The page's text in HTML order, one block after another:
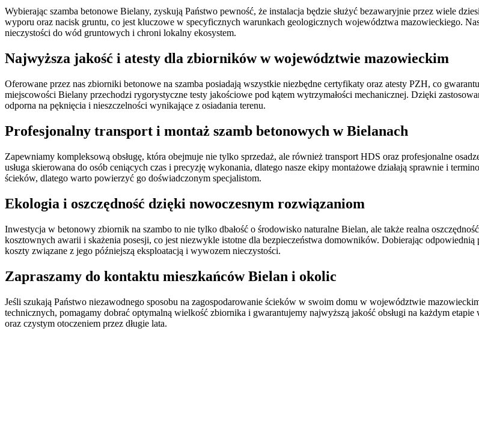
Wybierając szamba betonowe Bielany, zyskują Państwo pewność, że instalacja będzie służyć bezawaryjnie przez wiele
wyporu oraz nacisk gruntu, co jest kluczowe w specyficznych warunkach geologicznych województwa mazowieckiego.
nieczystości do wód gruntowych i chroni lokalny ekosystem.
Najwyższa jakość i atesty dla zbiorników w województwie mazowieckim
Oferowane przez nas zbiorniki betonowe na szamba posiadają wszystkie niezbędne certyfikaty oraz atesty PZH, co
miejscowości Bielany przechodzi rygorystyczne testy jakościowe pod kątem wytrzymałości mechanicznej. Dzięki
odporna na pęknięcia i nieszczelności wynikające z osiadania terenu.
Profesjonalny transport i montaż szamb betonowych w Bielanach
Zapewniamy kompleksową obsługę, która obejmuje nie tylko sprzedaż, ale również transport HDS oraz profesjonalne
usługa skierowana do osób ceniących czas i precyzję wykonania, dlatego nasze ekipy montażowe działają sprawnie i
ścieków, dlatego warto powierzyć go doświadczonym specjalistom.
Ekologia i oszczędność dzięki nowoczesnym rozwiązaniom
Inwestycja w betonowy zbiornik na szambo to nie tylko dbałość o środowisko naturalne Bielan, ale także realna
kosztownych awarii i skażenia posesji, co jest niezwykle istotne dla bezpieczeństwa domowników. Dobierając
koszty związane z jego późniejszą eksploatacją i wywozem nieczystości.
Zapraszamy do kontaktu mieszkańców Bielan i okolic
Jeśli szukają Państwo niezawodnego sposobu na zagospodarowanie ścieków w swoim domu w województwie
technicznych, pomagamy dobrać optymalną wielkość zbiornika i gwarantujemy najwyższą jakość obsługi na każdym
oraz czystym otoczeniem przez długie lata.